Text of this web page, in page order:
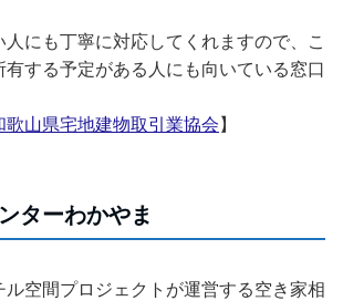
にも丁寧に対応してくれますので、こ
する予定がある人にも向いている窓口
歌山県宅地建物取引業協会】
ターわかやま
空間プロジェクトが運営する空き家相